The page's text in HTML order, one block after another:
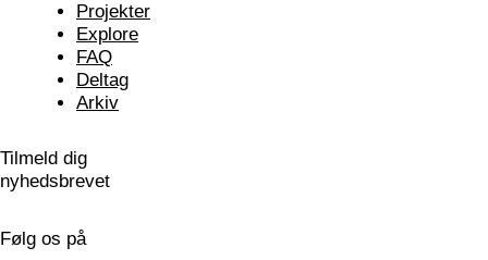
Projekter
Explore
FAQ
Deltag
Arkiv
Tilmeld dig
nyhedsbrevet
Følg os på